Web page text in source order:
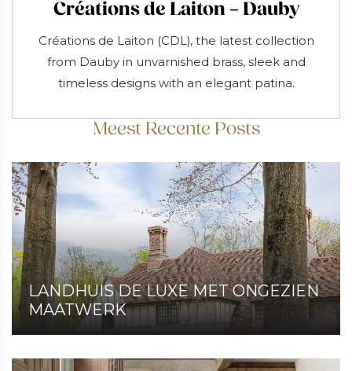
Créations de Laiton – Dauby
Créations de Laiton (CDL), the latest collection
from Dauby in unvarnished brass, sleek and
timeless designs with an elegant patina.
Meest Recente Posts
LANDHUIS DE LUXE MET ONGEZIEN
MAATWERK